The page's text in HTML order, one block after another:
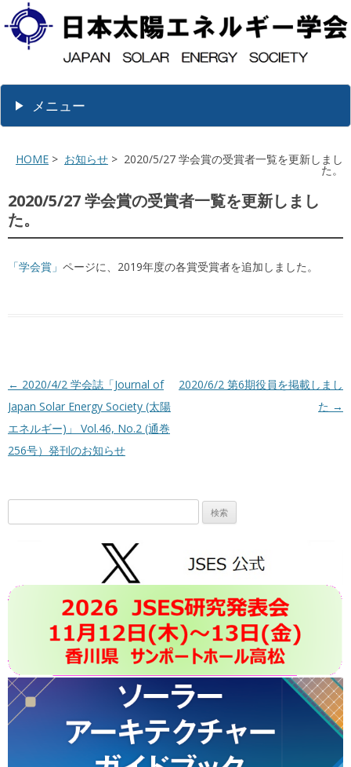
メニュー
HOME > お知らせ > 2020/5/27 学会賞の受賞者一覧を更新しまし
た。
2020/5/27 学会賞の受賞者一覧を更新しまし
た。
「学会賞」 ページに、2019年度の各賞受賞者を追加しました。
投稿ナビゲーション
← 2020/4/2 学会誌「Journal of
Japan Solar Energy Society (太陽
エネルギー)」 Vol.46, No.2 (通巻
256号）発刊のお知らせ
2020/6/2 第6期役員を掲載しまし
た →
索: